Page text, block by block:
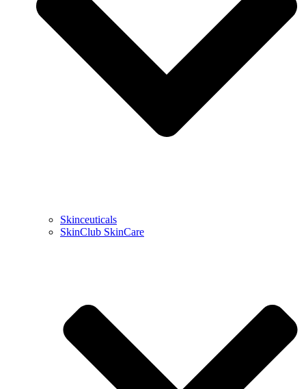
Skinceuticals
SkinClub SkinCare